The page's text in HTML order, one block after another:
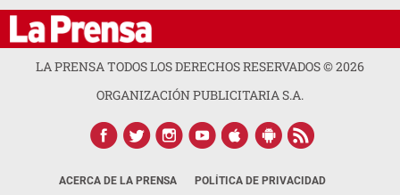
LA PRENSA TODOS LOS DERECHOS RESERVADOS ©2026
ORGANIZACIÓN PUBLICITARIA S.A.
ACERCA DE LA PRENSA POLÍTICA DE PRIVACIDAD